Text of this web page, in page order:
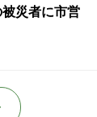
災者に市営